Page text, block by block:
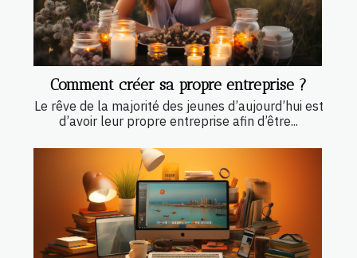
Comment créer sa propre entreprise ?
Le rêve de la majorité des jeunes d’aujourd’hui est
d’avoir leur propre entreprise afin d’être...